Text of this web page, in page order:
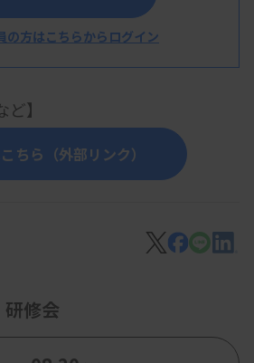
医科大学病院 臨床検査セン
】
ちら（外部リンク）
の方はこちらからログイン
修会